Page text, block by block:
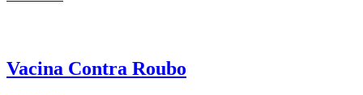
Vacina Contra Roubo